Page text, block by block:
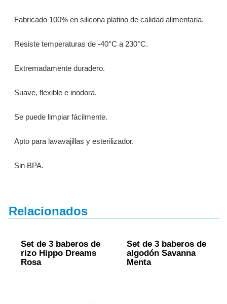
Fabricado 100% en silicona platino de calidad alimentaria.
Resiste temperaturas de -40°C a 230°C.
Extremadamente duradero.
Suave, flexible e inodora.
Se puede limpiar fácilmente.
Apto para lavavajillas y esterilizador.
Sin BPA.
Relacionados
Set de 3 baberos de
rizo Hippo Dreams
Rosa
Set de 3 baberos de
algodón Savanna
Menta